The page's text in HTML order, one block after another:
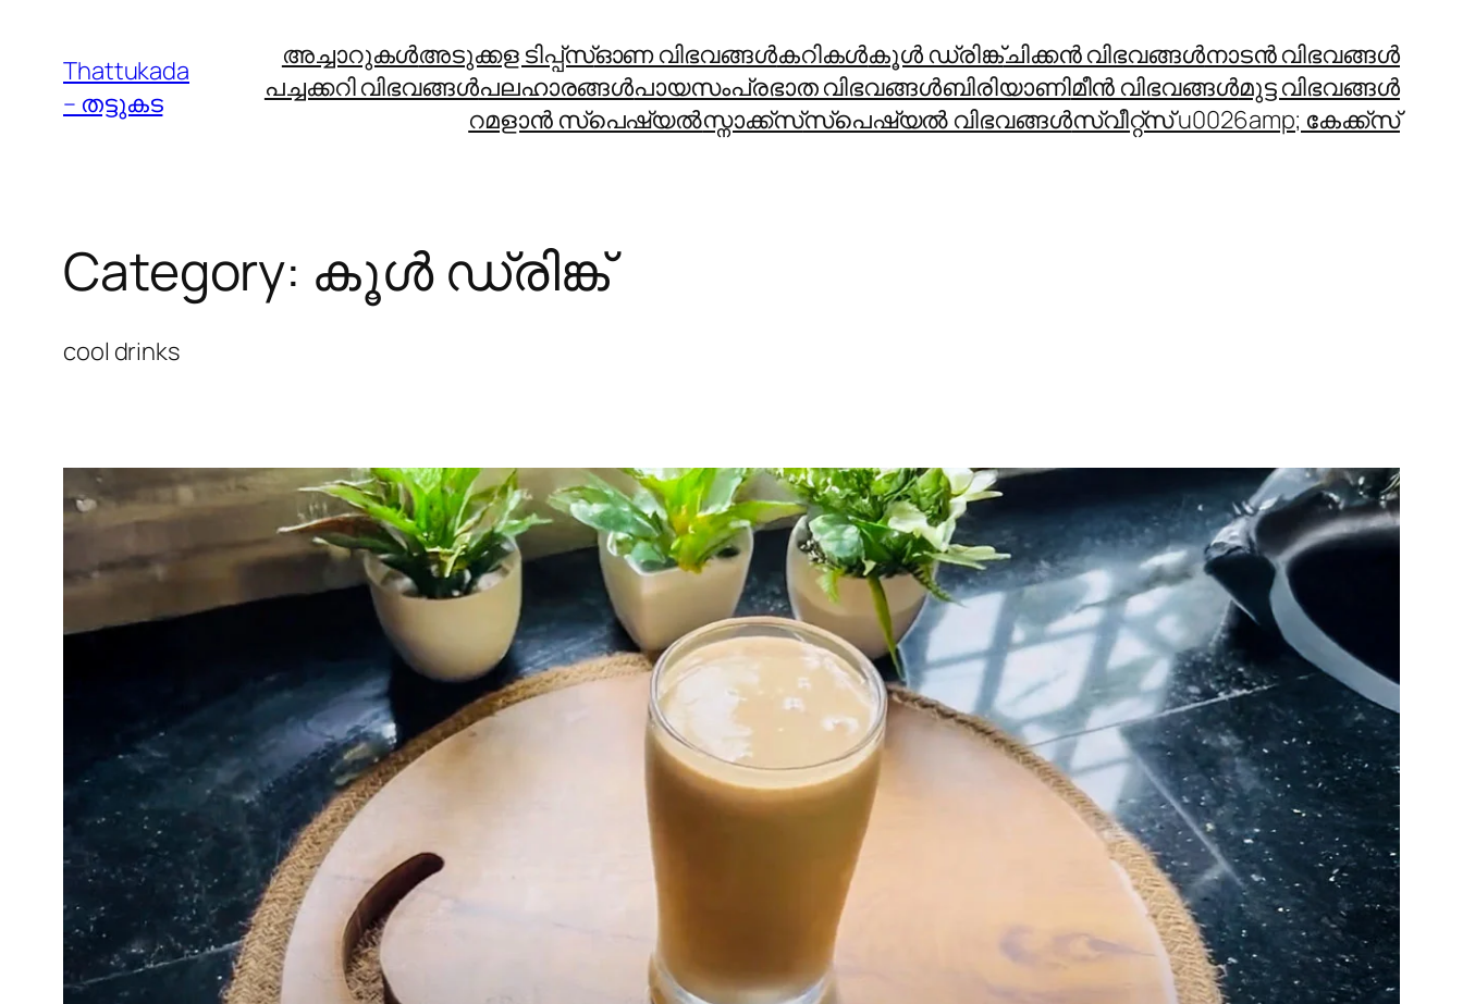
content
Thattukada
– തട്ടുകട
അച്ചാറുകള്‍അടുക്കള ടിപ്പ്സ്ഓണ വിഭവങ്ങൾകറികള്‍കൂള്‍ ഡ്രിങ്ക്ചിക്കന്‍ വിഭവങ്ങള്‍നാടന്‍ വിഭവങ്ങള്‍
പച്ചക്കറി വിഭവങ്ങള്‍പലഹാരങ്ങള്‍പായസംപ്രഭാത വിഭവങ്ങള്‍ബിരിയാണിമീന്‍ വിഭവങ്ങള്‍മുട്ട വിഭവങ്ങള്‍
റമളാന്‍ സ്പെഷ്യല്‍സ്നാക്ക്സ്സ്പെഷ്യല്‍ വിഭവങ്ങള്‍സ്വീറ്റ്സ് u0026amp; കേക്ക്സ്
Category: കൂള്‍ ഡ്രിങ്ക്
cool drinks